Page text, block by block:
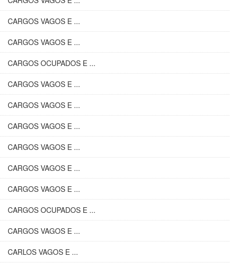
CARGOS VAGOS E ...
CARGOS VAGOS E ...
CARGOS OCUPADOS E ...
CARGOS VAGOS E ...
CARGOS VAGOS E ...
CARGOS VAGOS E ...
CARGOS VAGOS E ...
CARGOS VAGOS E ...
CARGOS VAGOS E ...
CARGOS OCUPADOS E ...
CARGOS VAGOS E ...
CARLOS VAGOS E ...